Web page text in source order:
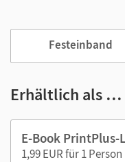
Viele digitale
Lernen:
Notizen erstellen
Lesezeichen
Festeinband
Erhältlich als …
E-Book PrintPlus-
1,99 EUR für 1 Person